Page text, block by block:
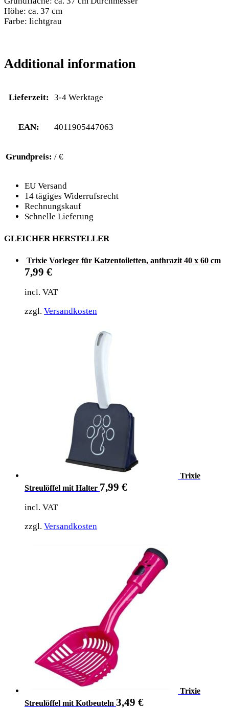
Höhe: ca. 37 cm
Farbe: lichtgrau
Additional information
Lieferzeit: 3-4 Werktage
EAN: 4011905447063
Grundpreis: / €
EU Versand
14 tägiges Widerrufsrecht
Rechnungskauf
Schnelle Lieferung
GLEICHER HERSTELLER
Trixie Vorleger für Katzentoiletten, anthrazit 40 x 60 cm
7,99 €
incl. VAT
zzgl. Versandkosten
Trixie
Streulöffel mit Halter 7,99 €
incl. VAT
zzgl. Versandkosten
Trixie
Streulöffel mit Kotbeuteln 3,49 €